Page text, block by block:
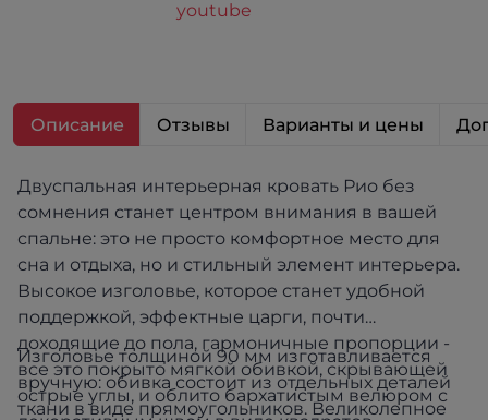
youtube
Описание Отзывы Варианты и цены
Двуспальная интерьерная кровать Рио без
сомнения станет центром внимания в вашей
спальне: это не просто комфортное место для
сна и отдыха, но и стильный элемент интерьера.
Высокое изголовье, которое станет удобной
поддержкой, эффектные царги, почти
доходящие до пола, гармоничные пропорции -
все это покрыто мягкой обивкой, скрывающей
острые углы, и облито бархатистым велюром с
Изголовье толщиной 90 мм изготавливается
вручную: обивка состоит из отдельных деталей
ткани в виде прямоугольников. Великолепное